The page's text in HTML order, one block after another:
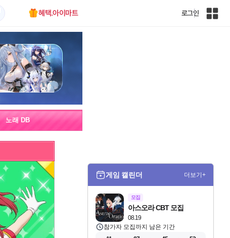
혜택.아이마트 로그인
인
노래 DB
게임 캘린더 더보기+
모집
08.19
아스오라 CBT 모집
참가자 모집까지 남은 기간